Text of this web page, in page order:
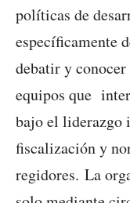
políticas de
específicamente
debatir y
equipos que
bajo el liderazgo
fiscalización y
regidores. La